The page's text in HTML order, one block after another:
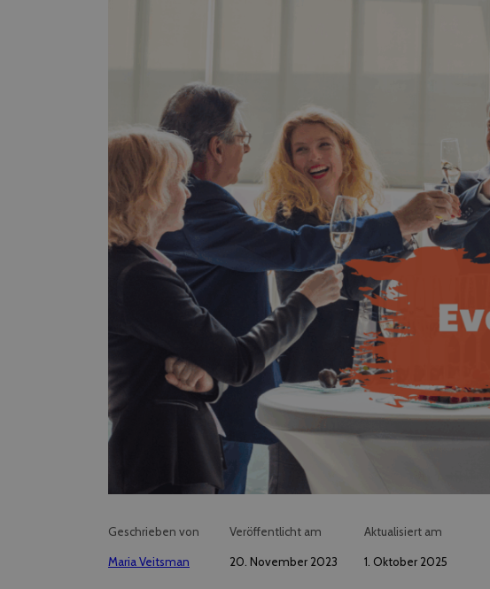
Geschrieben von
Maria Veitsman
Veröffentlicht am
20. November 2023
Aktualisiert am
1. Oktober 2025